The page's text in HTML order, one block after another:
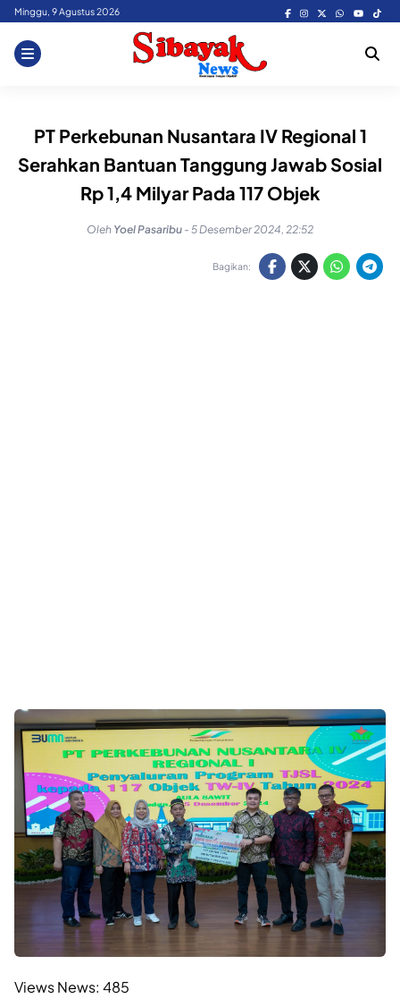
Skip
content
Minggu, 9 Agustus 2026
PT Perkebunan Nusantara IV Regional 1
Serahkan Bantuan Tanggung Jawab Sosial
Rp 1,4 Milyar Pada 117 Objek
Oleh Yoel Pasaribu - 5 Desember 2024, 22:52
Bagikan:
Views News: 485